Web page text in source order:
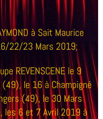
à Sait Maurice
22/23 Mars 2019;
REVENSCENE le 9
le 16 à Champigné
(49), le 30 Mars
les 6 et 7 Avril 2019 à